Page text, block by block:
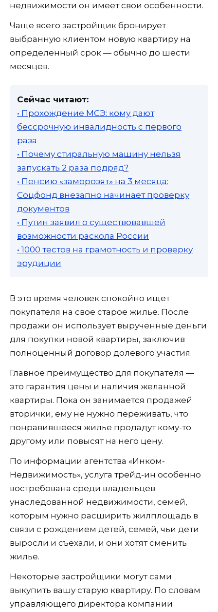
недвижимости он имеет свои особенности.
Чаще всего застройщик бронирует
выбранную клиентом новую квартиру на
определенный срок — обычно до шести
месяцев.
Сейчас читают:
• Прохождение МСЭ: кому дают
бессрочную инвалидность с первого
раза
• Почему стиральную машину нельзя
запускать 2 раза подряд?
• Пенсию «заморозят» на 3 месяца:
Соцфонд внезапно начинает проверку
документов
• Путин заявил о существовавшей
возможности раскола России
• 1000 тестов на грамотность и проверку
эрудиции
В это время человек спокойно ищет
покупателя на свое старое жилье. После
продажи он использует вырученные деньги
для покупки новой квартиры, заключив
полноценный договор долевого участия.
Главное преимущество для покупателя —
это гарантия цены и наличия желанной
квартиры. Пока он занимается продажей
вторички, ему не нужно переживать, что
понравившееся жилье продадут кому-то
другому или повысят на него цену.
По информации агентства «Инком-
Недвижимость», услуга трейд-ин особенно
востребована среди владельцев
унаследованной недвижимости, семей,
которым нужно расширить жилплощадь в
связи с рождением детей, семей, чьи дети
выросли и съехали, и они хотят сменить
жилье.
Некоторые застройщики могут сами
выкупить вашу старую квартиру. По словам
управляющего директора компании